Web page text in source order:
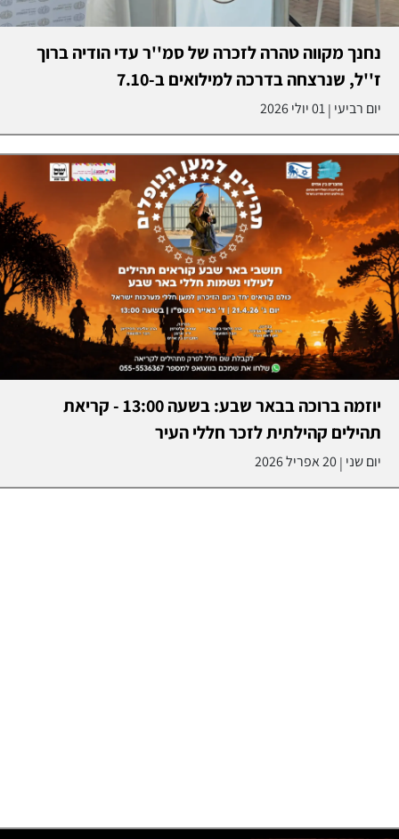
נחנך מקווה טהרה לזכרה של סמ''ר עדי הודיה ברוך
ז''ל, שנרצחה בדרכה למילואים ב-7.10
יום רביעי |01 יולי 2026
יוזמה ברוכה בבאר שבע: בשעה 13:00 - קריאת
תהילים קהילתית לזכר חללי העיר
יום שני |20 אפריל 2026